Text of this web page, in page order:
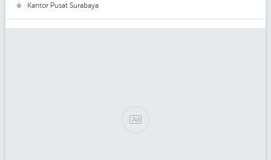
Kantor Pusat Surabaya